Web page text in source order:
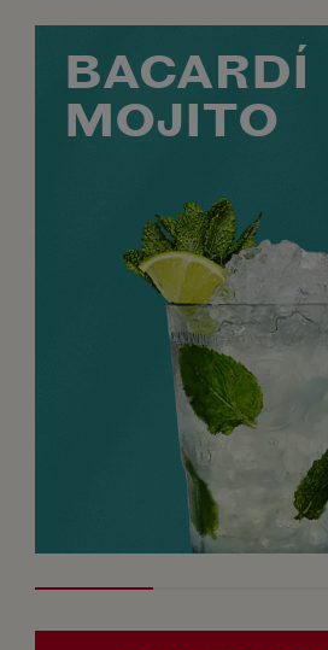
BACARDÍ
MOJITO